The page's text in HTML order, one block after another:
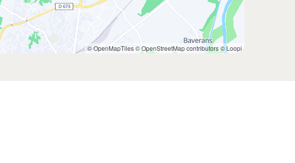
© OpenMapTiles© OpenStreetMap contributors© Loopi